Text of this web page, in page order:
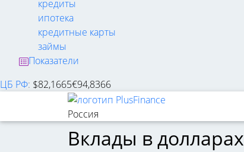
кредиты
ипотека
кредитные карты
займы
Показатели
ЦБ РФ: $82,1665€94,8366
Россия
Вклады в долларах